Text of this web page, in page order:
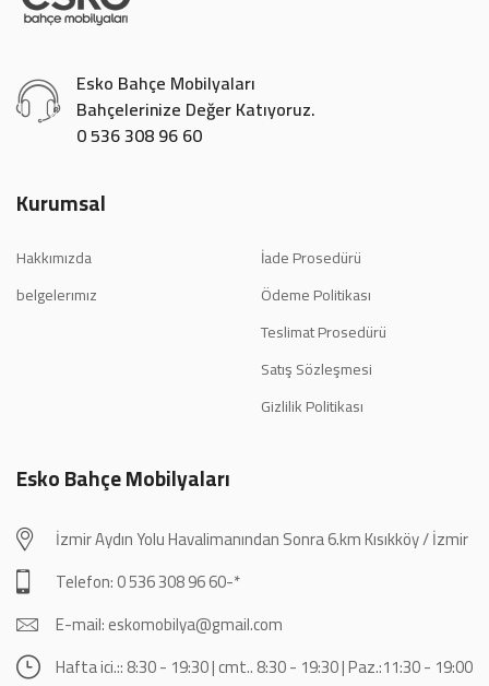
Esko Bahçe Mobilyaları
Bahçelerinize Değer Katıyoruz.
0 536 308 96 60
Kurumsal
Hakkımızda
belgelerımız
İade Prosedürü
Ödeme Politikası
Teslimat Prosedürü
Satış Sözleşmesi
Gizlilik Politikası
Esko Bahçe Mobilyaları
İzmir Aydın Yolu Havalimanından Sonra 6.km Kısıkköy / İzmir
Telefon: 0 536 308 96 60-*
E-mail: eskomobilya@gmail.com
Hafta ici.:: 8:30 - 19:30 | cmt.. 8:30 - 19:30 | Paz.:11:30 - 19:00